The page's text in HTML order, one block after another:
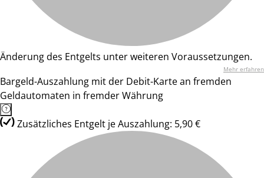
Änderung des Entgelts unter weiteren Voraussetzungen.
Mehr erfahren
Bargeld-Auszahlung mit der Debit-Karte an fremden
Geldautomaten in fremder Währung
Zusätzliches Entgelt je Auszahlung: 5,90 €